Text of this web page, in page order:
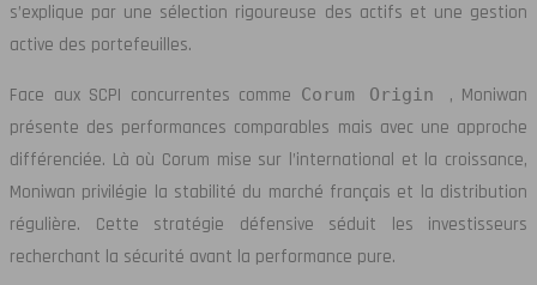
s’explique par une sélection rigoureuse des actifs et une gestion
active des portefeuilles.
Face aux SCPI concurrentes comme Corum Origin , Moniwan
présente des performances comparables mais avec une approche
différenciée. Là où Corum mise sur l’international et la croissance,
Moniwan privilégie la stabilité du marché français et la distribution
régulière. Cette stratégie défensive séduit les investisseurs
recherchant la sécurité avant la performance pure.